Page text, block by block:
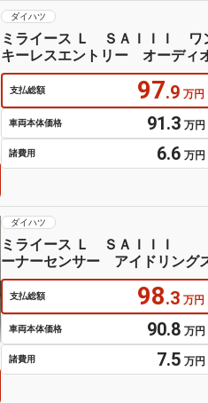
ダイハツ
ミライース Ｌ ＳＡＩＩＩ
キーレスエントリー オーデ
ートハイビーム アイドリング
支払総額 97.9 万円
車両本体価格 91.3 万円
諸費用 6.6 万円
ダイハツ
ミライース Ｌ ＳＡＩＩ
ーナーセンサー アイドリング
キ ペダル踏み間違い抑制 車
ームアシスト オートライト
支払総額 98.3 万円
車両本体価格 90.8 万円
諸費用 7.5 万円